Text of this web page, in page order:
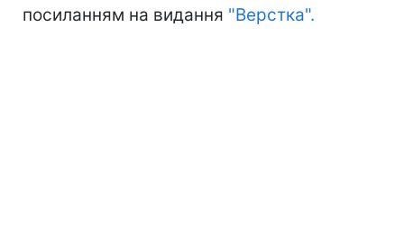
посиланням на видання "Верстка".